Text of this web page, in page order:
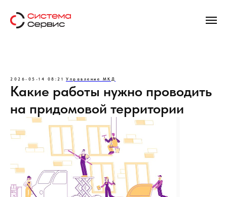
2026-05-14 08:21 Управление МКД
Какие работы нужно проводить
на придомовой территории